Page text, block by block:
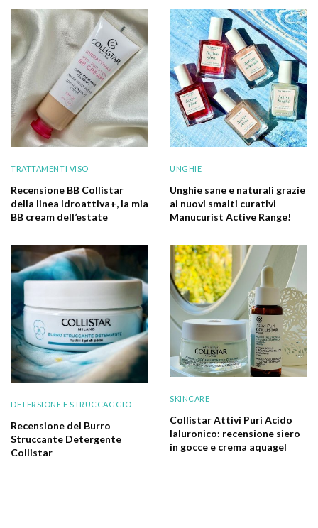
TRATTAMENTI VISO
Recensione BB Collistar
della linea Idroattiva+, la mia
BB cream dell’estate
UNGHIE
Unghie sane e naturali grazie
ai nuovi smalti curativi
Manucurist Active Range!
DETERSIONE E STRUCCAGGIO
Recensione del Burro
Struccante Detergente
Collistar
SKINCARE
Collistar Attivi Puri Acido
Ialuronico: recensione siero
in gocce e crema aquagel